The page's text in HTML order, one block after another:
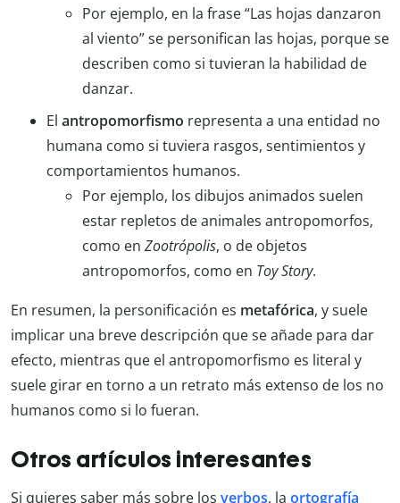
Por ejemplo, en la frase “Las hojas danzaron
al viento” se personifican las hojas, porque se
describen como si tuvieran la habilidad de
danzar.
El antropomorfismo representa a una entidad no
humana como si tuviera rasgos, sentimientos y
comportamientos humanos.
Por ejemplo, los dibujos animados suelen
estar repletos de animales antropomorfos,
como en Zootrópolis, o de objetos
antropomorfos, como en Toy Story.
En resumen, la personificación es metafórica, y suele
implicar una breve descripción que se añade para dar
efecto, mientras que el antropomorfismo es literal y
suele girar en torno a un retrato más extenso de los no
humanos como si lo fueran.
Otros artículos interesantes
Si quieres saber más sobre los verbos, la ortografía